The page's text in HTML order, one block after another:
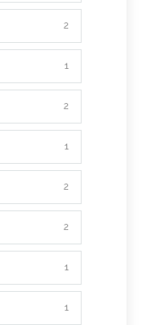
2
1
2
1
2
2
1
1